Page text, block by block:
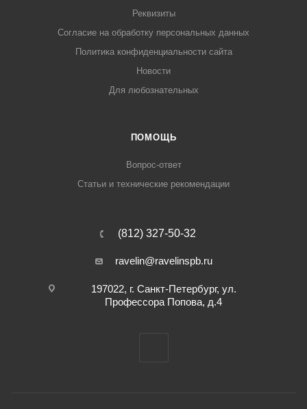
Реквизиты
Согласие на обработку персональных данных
Политика конфиденциальности сайта
Новости
Для любознательных
ПОМОЩЬ
Вопрос-ответ
Статьи и технические рекомендации
(812) 327-50-32
ravelin@ravelinspb.ru
197022, г. Санкт-Петербург, ул.
Профессора Попова, д.4